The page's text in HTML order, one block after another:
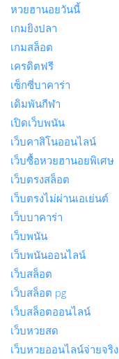
หวยฮานอยวันนี้
เกมยิงปลา
เกมสล็อต
เครดิตฟรี
เซ็กซี่บาคาร่า
เดิมพันกีฬา
เปิดเว็บพนัน
เว็บคาสิโนออนไลน์
เว็บซื้อหวยฮานอยพิเศษ
เว็บตรงสล็อต
เว็บตรงไม่ผ่านเอเย่นต์
เว็บบาคาร่า
เว็บพนัน
เว็บพนันออนไลน์
เว็บสล็อต
เว็บสล็อต pg
เว็บสล็อตออนไลน์
เว็บหวยสด
เว็บหวยออนไลน์จ่ายจริง